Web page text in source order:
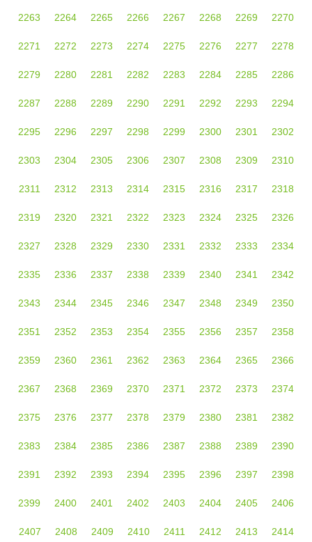
2263 2264 2265 2266 2267 2268 2269 2270
2271 2272 2273 2274 2275 2276 2277 2278
2279 2280 2281 2282 2283 2284 2285 2286
2287 2288 2289 2290 2291 2292 2293 2294
2295 2296 2297 2298 2299 2300 2301 2302
2303 2304 2305 2306 2307 2308 2309 2310
2311 2312 2313 2314 2315 2316 2317 2318
2319 2320 2321 2322 2323 2324 2325 2326
2327 2328 2329 2330 2331 2332 2333 2334
2335 2336 2337 2338 2339 2340 2341 2342
2343 2344 2345 2346 2347 2348 2349 2350
2351 2352 2353 2354 2355 2356 2357 2358
2359 2360 2361 2362 2363 2364 2365 2366
2367 2368 2369 2370 2371 2372 2373 2374
2375 2376 2377 2378 2379 2380 2381 2382
2383 2384 2385 2386 2387 2388 2389 2390
2391 2392 2393 2394 2395 2396 2397 2398
2399 2400 2401 2402 2403 2404 2405 2406
2407 2408 2409 2410 2411 2412 2413 2414